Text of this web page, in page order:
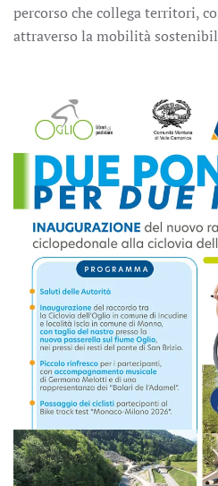
percorso che collega territori,
attraverso la mobilità